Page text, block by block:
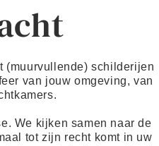
(muurvullende) schilderijen
van jouw omgeving, van
We kijken samen naar de
tot zijn recht komt in uw